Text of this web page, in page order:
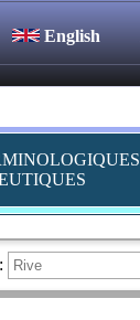
English